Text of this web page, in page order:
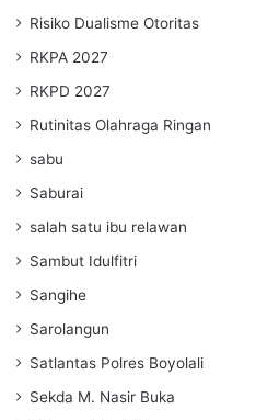
Risiko Dualisme Otoritas
RKPA 2027
RKPD 2027
Rutinitas Olahraga Ringan
sabu
Saburai
salah satu ibu relawan
Sambut Idulfitri
Sangihe
Sarolangun
Satlantas Polres Boyolali
Sekda M. Nasir Buka